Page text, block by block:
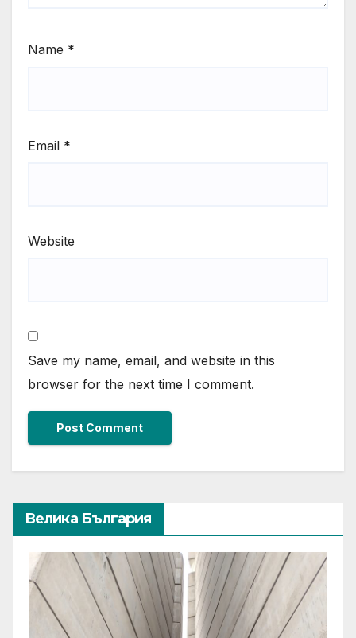
Name *
Email *
Website
Save my name, email, and website in this
browser for the next time I comment.
Велика България